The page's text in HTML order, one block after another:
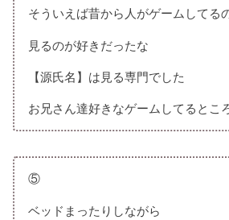
そういえば昔から人がゲームしてる
見るのが好きだったな
【源氏名】は見る専門でした
お兄さん達好きなゲームしてるとこ
⑤
ベッドまったりしながら